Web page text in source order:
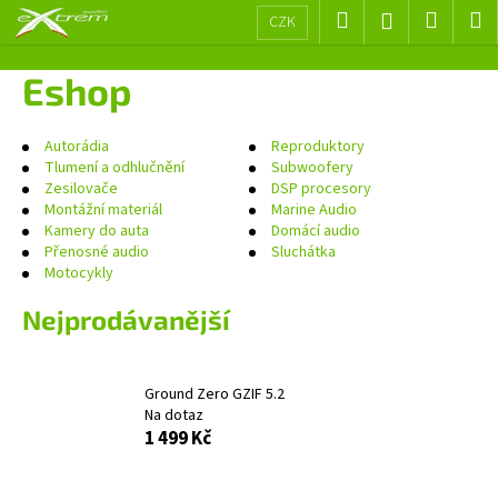
Přejít
CZK Hledat Přihlášení
košík
Eshop
Autorádia
Reproduktory
Tlumení a odhlučnění
Subwoofery
Zesilovače
DSP procesory
Montážní materiál
Marine Audio
Kamery do auta
Domácí audio
Přenosné audio
Sluchátka
Motocykly
Nejprodávanější
Ground Zero GZIF 5.2
Na dotaz
1 499 Kč
š
o
p
o
t
ř
b